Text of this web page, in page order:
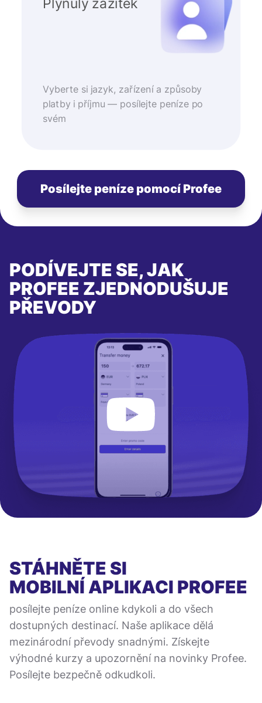
Plynulý zážitek
Vyberte si jazyk, zařízení a způsoby
platby i příjmu — posílejte peníze po
svém
Posílejte peníze pomocí Profee
PODÍVEJTE SE, JAK
PROFEE ZJEDNODUŠUJE
PŘEVODY
STÁHNĚTE SI
MOBILNÍ APLIKACI PROFEE
posílejte peníze online kdykoli a do všech
dostupných destinací. Naše aplikace dělá
mezinárodní převody snadnými. Získejte
výhodné kurzy a upozornění na novinky Profee.
Posílejte bezpečně odkudkoli.